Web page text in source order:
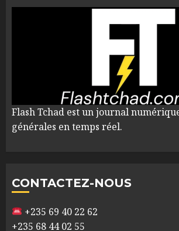
Flash Tchad est un journal
générales en temps réel.
CONTACTEZ-NOUS
+235 69 40 22 62
+235 68 44 02 55